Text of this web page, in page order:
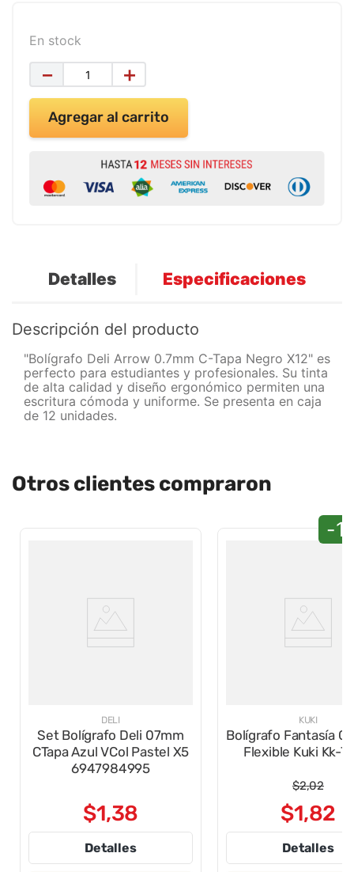
En stock
＋
－
Agregar al carrito
Detalles Especificaciones
Descripción del producto
"Bolígrafo Deli Arrow 0.7mm C-Tapa Negro X12" es
perfecto para estudiantes y profesionales. Su tinta
de alta calidad y diseño ergonómico permiten una
escritura cómoda y uniforme. Se presenta en caja
de 12 unidades.
Otros clientes compraron
DELI
Set Bolígrafo Deli 07mm
CTapa Azul VCol Pastel X5
6947984995
$1,38
Detalles
-
KUKI
Bolígrafo Fantasía
Flexible Kuki Kk-
$2,02
$1,82
Detalles